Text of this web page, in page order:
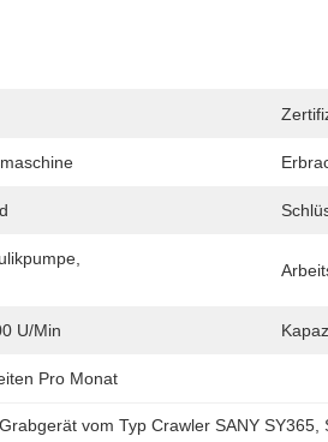
U/min
Pro Monat
vom Typ Crawler SANY SY365 ,